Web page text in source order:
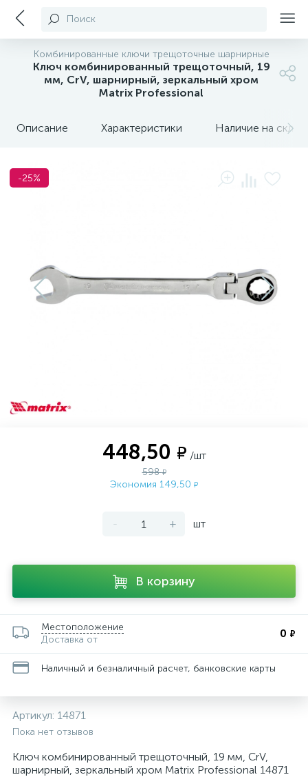
Поиск
Комбинированные ключи трещоточные шарнирные
Ключ комбинированный трещоточный, 19
мм, CrV, шарнирный, зеркальный хром
Matrix Professional
Описание Характеристики Наличие на
-25%
448,50 ₽ /шт
598₽
Экономия 149,50 ₽
- + шт
В корзину
Местоположение
Доставка от
0 ₽
Наличный и безналичный расчет, банковские карты
Артикул: 14871
Пока нет отзывов
Ключ комбинированный трещоточный, 19 мм, CrV,
шарнирный, зеркальный хром Matrix Professional 14871